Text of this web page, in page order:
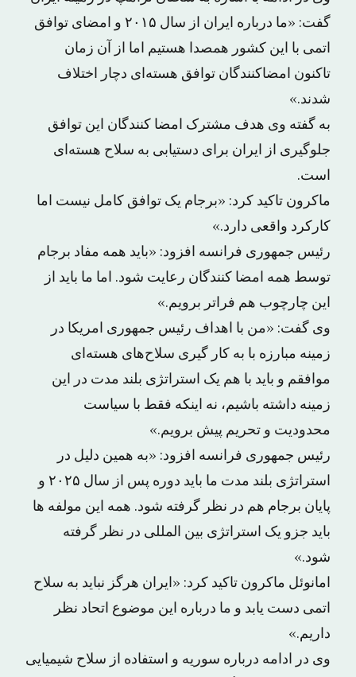
گفت: «ما درباره ایران از سال ۲۰۱۵ و امضای توافق
اتمی با این کشور همصدا هستیم اما از آن زمان
تاکنون امضاکنندگان توافق هسته‌ای دچار اختلاف
شدند.»
به گفته وی هدف مشترک امضا کنندگان این توافق
جلوگیری از ایران برای دستیابی به سلاح هسته‌ای
است.
ماکرون تاکید کرد: «برجام یک توافق کامل نیست اما
کارکرد واقعی دارد.»
رئیس جمهوری فرانسه افزود: «باید همه مفاد برجام
توسط همه امضا کنندگان رعایت شود. اما ما باید از
این چارچوب هم فراتر برویم.»
وی گفت: «من با اهداف رئیس جمهوری امریکا در
زمینه مبارزه با به کار گیری سلاح‌های هسته‌ای
موافقم و باید با هم یک استراتژی بلند مدت در این
زمینه داشته باشیم، نه اینکه فقط با سیاست
محدودیت و تحریم پیش برویم.»
رئیس جمهوری فرانسه افزود: «به همین دلیل در
استراتژی بلند مدت ما باید دوره پس از سال ۲۰۲۵ و
پایان برجام هم در نظر گرفته شود. همه این مولفه ها
باید جزو یک استراتژی بین المللی در نظر گرفته
شود.»
امانوئل ماکرون تاکید کرد: «ایران هرگز نباید به سلاح
اتمی دست یابد و ما درباره این موضوع اتحاد نظر
داریم.»
وی در ادامه درباره سوریه و استفاده از سلاح شیمیایی